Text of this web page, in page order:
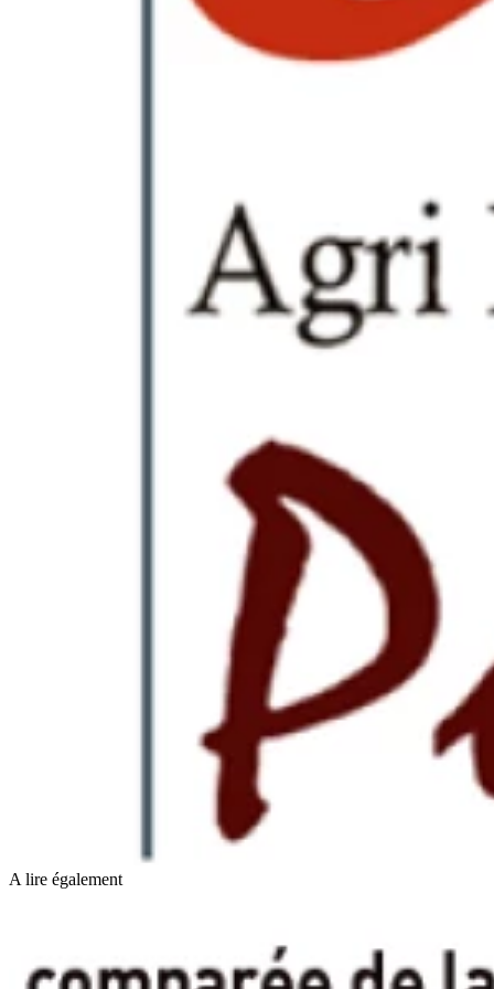
A lire également